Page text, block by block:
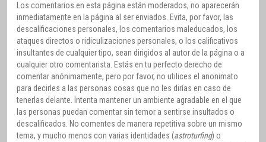
Los comentarios en esta página están moderados, no aparecerán
inmediatamente en la página al ser enviados. Evita, por favor, las
descalificaciones personales, los comentarios maleducados, los
ataques directos o ridiculizaciones personales, o los calificativos
insultantes de cualquier tipo, sean dirigidos al autor de la página o a
cualquier otro comentarista. Estás en tu perfecto derecho de
comentar anónimamente, pero por favor, no utilices el anonimato
para decirles a las personas cosas que no les dirías en caso de
tenerlas delante. Intenta mantener un ambiente agradable en el que
las personas puedan comentar sin temor a sentirse insultados o
descalificados. No comentes de manera repetitiva sobre un mismo
tema, y mucho menos con varias identidades (astroturfing) o